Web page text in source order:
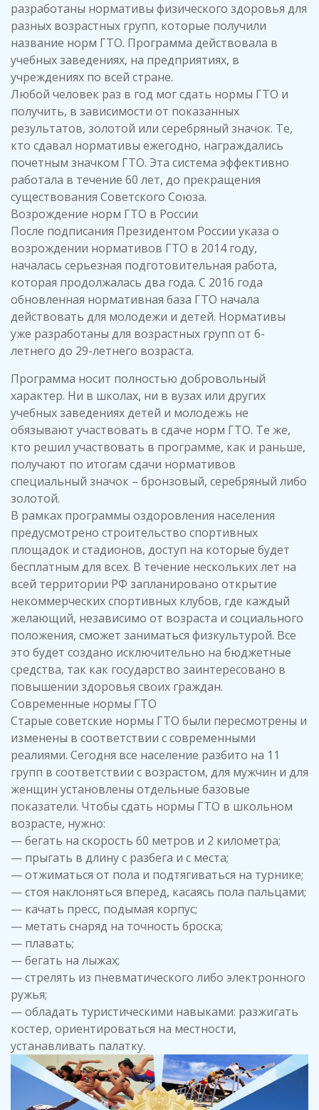
разработаны нормативы физического здоровья для
разных возрастных групп, которые получили
название норм ГТО. Программа действовала в
учебных заведениях, на предприятиях, в
учреждениях по всей стране.
Любой человек раз в год мог сдать нормы ГТО и
получить, в зависимости от показанных
результатов, золотой или серебряный значок. Те,
кто сдавал нормативы ежегодно, награждались
почетным значком ГТО. Эта система эффективно
работала в течение 60 лет, до прекращения
существования Советского Союза.
Возрождение норм ГТО в России
После подписания Президентом России указа о
возрождении нормативов ГТО в 2014 году,
началась серьезная подготовительная работа,
которая продолжалась два года. С 2016 года
обновленная нормативная база ГТО начала
действовать для молодежи и детей. Нормативы
уже разработаны для возрастных групп от 6-
летнего до 29-летнего возраста.
Программа носит полностью добровольный
характер. Ни в школах, ни в вузах или других
учебных заведениях детей и молодежь не
обязывают участвовать в сдаче норм ГТО. Те же,
кто решил участвовать в программе, как и раньше,
получают по итогам сдачи нормативов
специальный значок – бронзовый, серебряный либо
золотой.
В рамках программы оздоровления населения
предусмотрено строительство спортивных
площадок и стадионов, доступ на которые будет
бесплатным для всех. В течение нескольких лет на
всей территории РФ запланировано открытие
некоммерческих спортивных клубов, где каждый
желающий, независимо от возраста и социального
положения, сможет заниматься физкультурой. Все
это будет создано исключительно на бюджетные
средства, так как государство заинтересовано в
повышении здоровья своих граждан.
Современные нормы ГТО
Старые советские нормы ГТО были пересмотрены и
изменены в соответствии с современными
реалиями. Сегодня все население разбито на 11
групп в соответствии с возрастом, для мужчин и для
женщин установлены отдельные базовые
показатели. Чтобы сдать нормы ГТО в школьном
возрасте, нужно:
— бегать на скорость 60 метров и 2 километра;
— прыгать в длину с разбега и с места;
— отжиматься от пола и подтягиваться на турнике;
— стоя наклоняться вперед, касаясь пола пальцами;
— качать пресс, подымая корпус;
— метать снаряд на точность броска;
— плавать;
— бегать на лыжах;
— стрелять из пневматического либо электронного
ружья;
— обладать туристическими навыками: разжигать
костер, ориентироваться на местности,
устанавливать палатку.